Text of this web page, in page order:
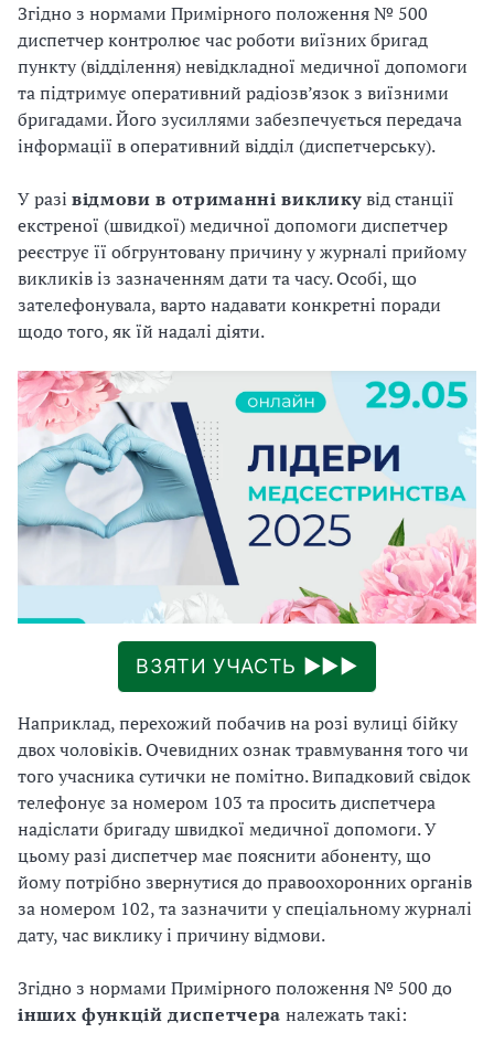
Згідно з нормами Примірного положення № 500
диспетчер контролює час роботи виїзних бригад
пункту (відділення) невідкладної медичної допомоги
та підтримує оперативний радіозв’язок з виїзними
бригадами. Його зусиллями забезпечується передача
інформації в оперативний відділ (диспетчерську).
У разі відмови в отриманні викликувід станції
екстреної (швидкої) медичної допомоги диспетчер
реєструє її обгрунтовану причину у журналі прийому
викликів із зазначенням дати та часу. Особі, що
зателефонувала, варто надавати конкретні поради
щодо того, як їй надалі діяти.
ВЗЯТИ УЧАСТЬ ►►►
Наприклад, перехожий побачив на розі вулиці бійку
двох чоловіків. Очевидних ознак травмування того чи
того учасника сутички не помітно. Випадковий свідок
телефонує за номером 103 та просить диспетчера
надіслати бригаду швидкої медичної допомоги. У
цьому разі диспетчер має пояснити абоненту, що
йому потрібно звернутися до правоохоронних органів
за номером 102, та зазначити у спеціальному журналі
дату, час виклику і причину відмови.
Згідно з нормами Примірного положення № 500 до
інших функцій диспетчера належать такі: